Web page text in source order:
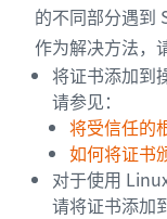
的不同部分遇到
作为解决方法，
将证书添加到
请参见：
将受信任的
如何将证书
对于使用
请将证书添加